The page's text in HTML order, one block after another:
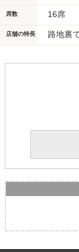
席数 16席
店舗の特長 路地裏